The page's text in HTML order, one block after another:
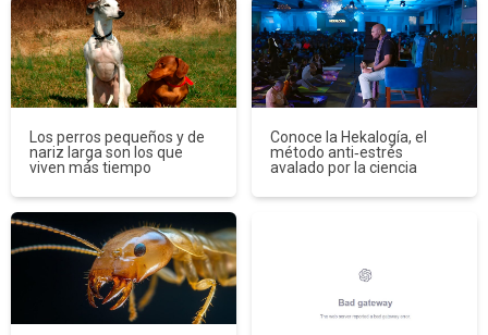
Los perros pequeños y de
nariz larga son los que
viven más tiempo
Conoce la Hekalogía, el
método anti‑estrés
avalado por la ciencia